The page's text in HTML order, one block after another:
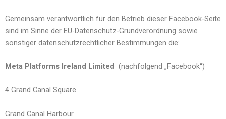
Gemeinsam verantwortlich für den Betrieb dieser Facebook-Seite
sind im Sinne der EU-Datenschutz-Grundverordnung sowie
sonstiger datenschutzrechtlicher Bestimmungen die:
Meta Platforms Ireland Limited (nachfolgend „Facebook“)
4 Grand Canal Square
Grand Canal Harbour